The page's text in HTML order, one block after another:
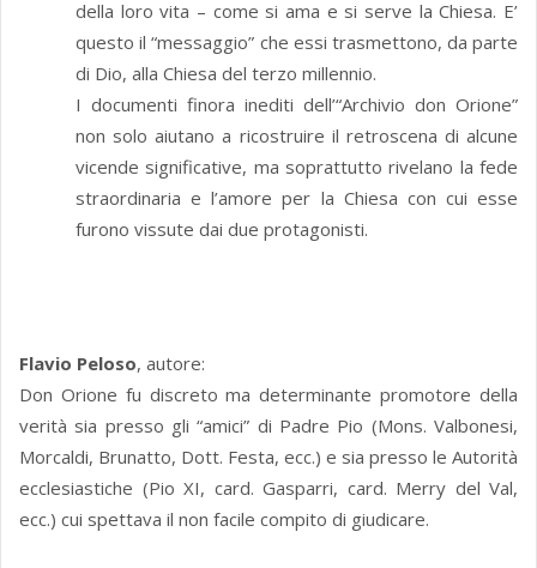
della loro vita – come si ama e si serve la Chiesa. E’
questo il “messaggio” che essi trasmettono, da parte
di Dio, alla Chiesa del terzo millennio.
I documenti finora inediti dell’“Archivio don Orione”
non solo aiutano a ricostruire il retroscena di alcune
vicende significative, ma soprattutto rivelano la fede
straordinaria e l’amore per la Chiesa con cui esse
furono vissute dai due protagonisti.
Flavio Peloso, autore:
Don Orione fu discreto ma determinante promotore della
verità sia presso gli “amici” di Padre Pio (Mons. Valbonesi,
Morcaldi, Brunatto, Dott. Festa, ecc.) e sia presso le Autorità
ecclesiastiche (Pio XI, card. Gasparri, card. Merry del Val,
ecc.) cui spettava il non facile compito di giudicare.